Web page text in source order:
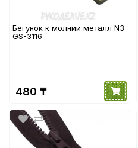
Бегунок к молнии металл N3
GS-3116
480 ₸